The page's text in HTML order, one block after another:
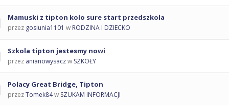
Mamuski z tipton kolo sure start przedszkola
przez gosiunia1101 w RODZINA I DZIECKO
Szkola tipton jestesmy nowi
przez anianowysaczw SZKOŁY
Polacy Great Bridge, Tipton
przezTomek84w SZUKAM INFORMACJI